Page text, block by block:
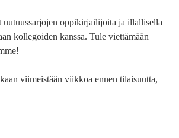
uutuussarjojen oppikirjailijoita ja illallisella
kollegoiden kanssa. Tule viettämään
viimeistään viikkoa ennen tilaisuutta,